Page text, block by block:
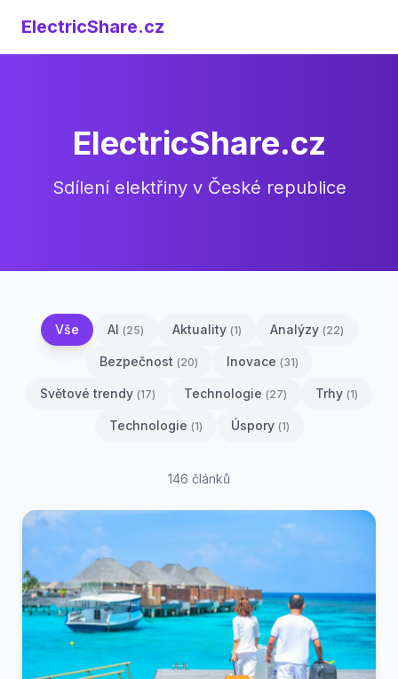
ElectricShare.cz
ElectricShare.cz
Sdílení elektřiny v České republice
Vše AI (25) Aktuality (1) Analýzy (22)
Bezpečnost (20) Inovace (31)
Světové trendy (17) Technologie (27) Trhy (1)
Technologie (1) Úspory (1)
146 článků